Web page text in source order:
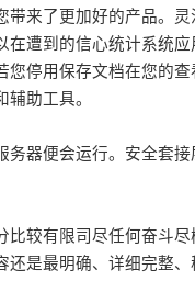
带来了更加好的产品。
在遭到的信心统计系统
您停用保存文档在您的
助工具。
务器便会运行。安全套
比较有限司尽任何奋斗
还是最明确、详细完整